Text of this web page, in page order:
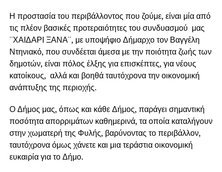
Η προστασία του περιβάλλοντος που ζούμε, είναι μία από
τις πλέον βασικές προτεραιότητες του συνδυασμού μας
¨ΧΑΙΔΑΡΙ ΞΑΝΑ¨, με υποψήφιο Δήμαρχο τον Βαγγέλη
Ντηνιακό, που συνδέεται άμεσα με την ποιότητα ζωής των
δημοτών, είναι πόλος έλξης για επισκέπτες, για νέους
κατοίκους, αλλά και βοηθά ταυτόχρονα την οικονομική
ανάπτυξης της περιοχής.
Ο Δήμος μας, όπως και κάθε Δήμος, παράγει σημαντική
ποσότητα απορριμάτων καθημερινά, τα οποία καταλήγουν
στην χωματερή της Φυλής, βαρύνοντας το περιβάλλον,
ταυτόχρονα όμως χάνετε και μια τεράστια οικονομική
ευκαιρία για το Δήμο.